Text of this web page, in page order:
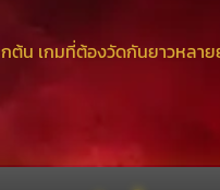
ต้น เกมที่ต้องวัดกันยาวหลา